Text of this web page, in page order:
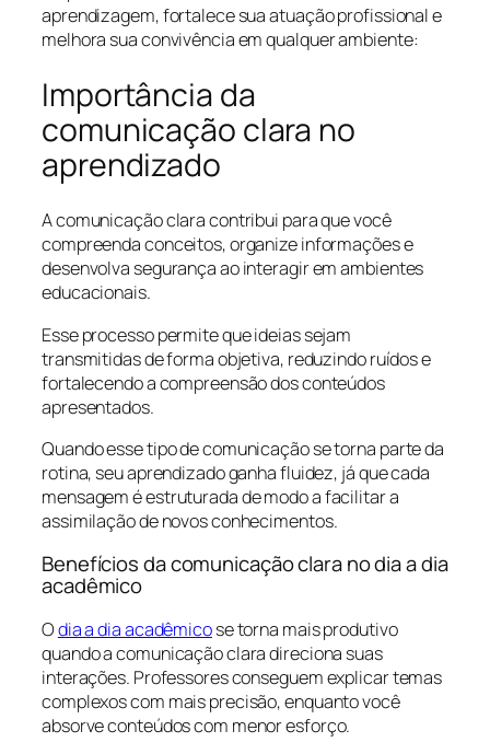
aprendizagem, fortalece sua atuação profissional e
melhora sua convivência em qualquer ambiente:
Importância da
comunicação clara no
aprendizado
A comunicação clara contribui para que você
compreenda conceitos, organize informações e
desenvolva segurança ao interagir em ambientes
educacionais.
Esse processo permite que ideias sejam
transmitidas de forma objetiva, reduzindo ruídos e
fortalecendo a compreensão dos conteúdos
apresentados.
Quando esse tipo de comunicação se torna parte da
rotina, seu aprendizado ganha fluidez, já que cada
mensagem é estruturada de modo a facilitar a
assimilação de novos conhecimentos.
Benefícios da comunicação clara no dia a dia
acadêmico
Odia a dia acadêmicose torna mais produtivo
quando a comunicação clara direciona suas
interações. Professores conseguem explicar temas
complexos com mais precisão, enquanto você
absorve conteúdos com menor esforço.